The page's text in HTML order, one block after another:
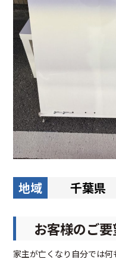
地域 千葉県
お客様のご
家主が亡くなり自分では